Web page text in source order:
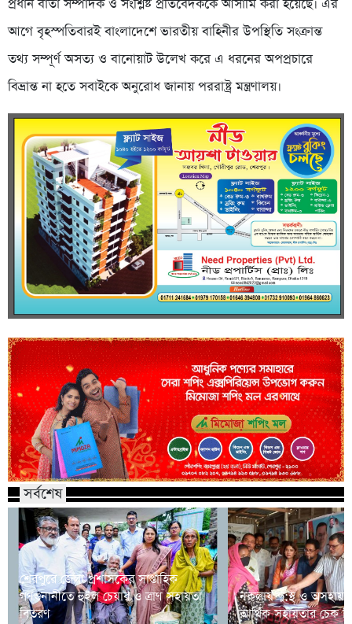
প্রধান বার্তা সম্পাদক ও সংশ্লিষ্ট প্রতিবেদককে আসামি করা হয়েছে। এর
আগে বৃহস্পতিবারই বাংলাদেশে ভারতীয় বাহিনীর উপস্থিতি সংক্রান্ত
তথ্য সম্পূর্ণ অসত্য ও বানোয়াট উলে­খ করে এ ধরনের অপপ্রচারে
বিভ্রান্ত না হতে সবাইকে অনুরোধ জানায় পররাষ্ট্র মন্ত্রণালয়।
সর্বশেষ
শেরপুরে জেলা প্রশাসকের সাপ্তাহিক
গণশুনানীতে হুইল চেয়ার ও ত্রাণ সহায়তা
বিতরণ
নকলায় দু:স্থ ও অসহায়
আর্থিক সহায়তার চেক